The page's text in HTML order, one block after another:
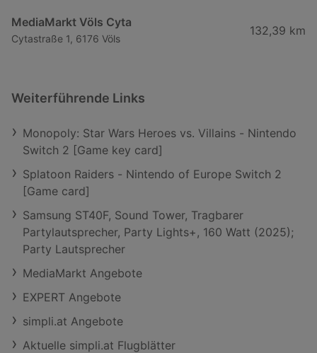
MediaMarkt Völs Cyta
Cytastraße 1, 6176 Völs
132,39 km
Weiterführende Links
Monopoly: Star Wars Heroes vs. Villains - Nintendo
Switch 2 [Game key card]
Splatoon Raiders - Nintendo of Europe Switch 2
[Game card]
Samsung ST40F, Sound Tower, Tragbarer
Partylautsprecher, Party Lights+, 160 Watt (2025);
Party Lautsprecher
MediaMarkt Angebote
EXPERT Angebote
simpli.at Angebote
Aktuelle simpli.at Flugblätter